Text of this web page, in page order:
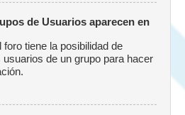
de Usuarios aparecen en
foro tiene la posibilidad de
de un grupo para hacer